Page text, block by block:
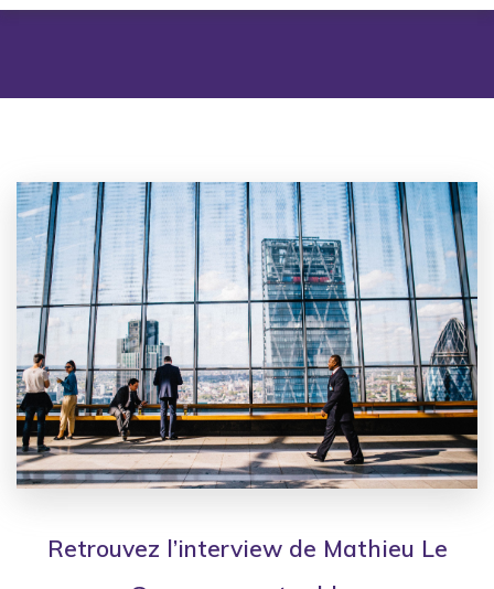
Retrouvez l’interview de Mathieu Le